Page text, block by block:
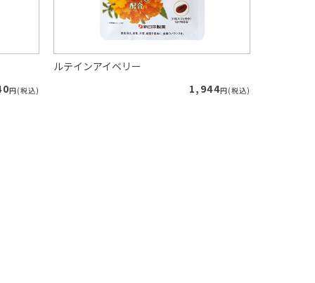
円(税込)
ルテインアイベリー
1,944円(税込)